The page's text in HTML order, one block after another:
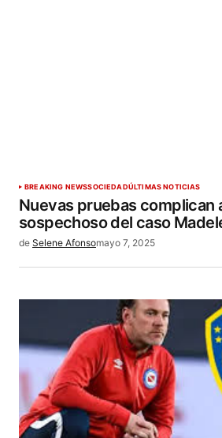
BREAKING NEWSSOCIEDADÚLTIMAS NOTICIAS
Nuevas pruebas complican
sospechoso del caso
de Selene Afonsomayo 7, 2025